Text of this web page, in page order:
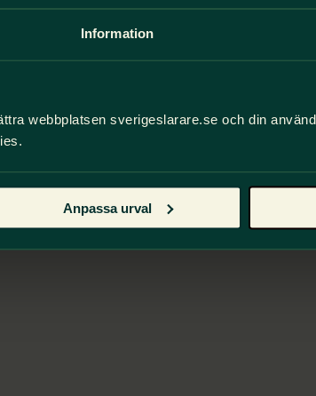
Information
webbplatsen sverigeslarare.se och din
Anpassa urval